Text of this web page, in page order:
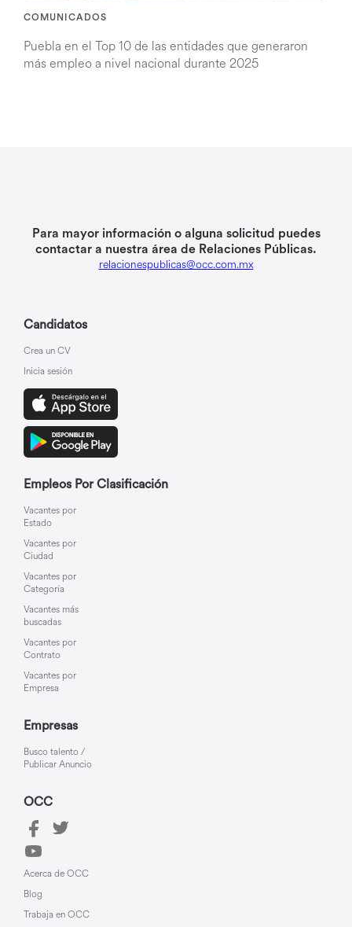
COMUNICADOS
Puebla en el Top 10 de las entidades que generaron
más empleo a nivel nacional durante 2025
Para mayor información o alguna solicitud puedes
contactar a nuestra área de Relaciones Públicas.
relacionespublicas@occ.com.mx
Candidatos
Crea un CV
Inicia sesión
Empleos Por Clasificación
Vacantes por
Estado
Vacantes por
Ciudad
Vacantes por
Categoría
Vacantes más
buscadas
Vacantes por
Contrato
Vacantes por
Empresa
Empresas
Busco talento /
Publicar Anuncio
OCC
Acerca de OCC
Blog
Trabaja en OCC